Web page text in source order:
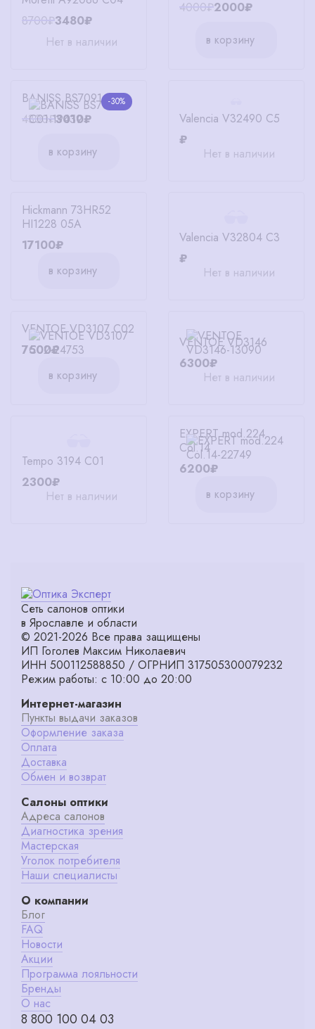
8700₽3480₽
Нет в наличии
4000₽2000₽
в корзину
-30%
BANISS BS7091 C01
4300₽3010₽
в корзину
Valencia V32490 C5
₽
Нет в наличии
Hickmann 73HR52
HI1228 05A
17100₽
в корзину
Valencia V32804 C3
₽
Нет в наличии
VENTOE VD3107 C02
7500₽
в корзину
VENTOE VD3146
6300₽
Нет в наличии
Tempo 3194 C01
2300₽
Нет в наличии
EXPERT mod.224
Col.14
6200₽
в корзину
Сеть салонов оптики
в Ярославле и области
© 2021-2026 Все права защищены
ИП Гоголев Максим Николаевич
ИНН 500112588850 / ОГРНИП 317505300079232
Режим работы: с 10:00 до 20:00
Интернет-магазин
Пункты выдачи заказов
Оформление заказа
Оплата
Доставка
Обмен и возврат
Салоны оптики
Адреса салонов
Диагностика зрения
Мастерская
Уголок потребителя
Наши специалисты
О компании
Блог
FAQ
Новости
Акции
Программа лояльности
Бренды
О нас
8 800 100 04 03